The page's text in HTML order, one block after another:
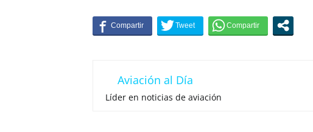
Aviación al Día
Líder en noticias de aviación